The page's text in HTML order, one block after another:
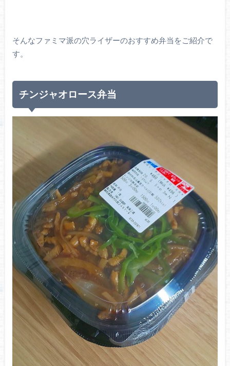
そんなファミマ派の穴ライザーのおすすめ弁当をご紹介で
す。
チンジャオロース弁当